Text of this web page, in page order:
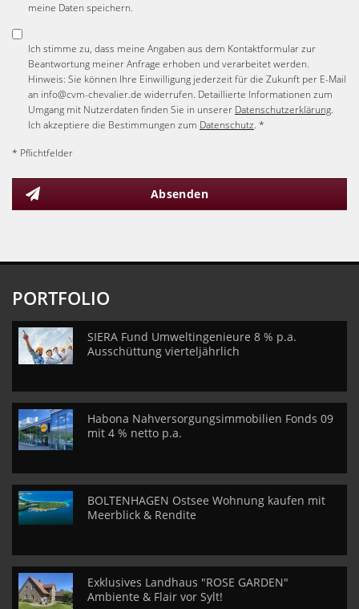
meine Daten speichern.
Ich stimme zu, dass meine Angaben aus dem Kontaktformular zur
Beantwortung meiner Anfrage erhoben und verarbeitet werden.
Hinweis: Sie können Ihre Einwilligung jederzeit für die Zukunft per E-Mail
an info@cvm-chevalier.de widerrufen. Detaillierte Informationen zum
Umgang mit Nutzerdaten finden Sie in unserer Datenschutzerklärung.
Ich akzeptiere die Bestimmungen zum Datenschutz. *
* Pflichtfelder
Absenden
PORTFOLIO
SIERA Fund Umweltingenieure 8 % p.a.
Ausschüttung vierteljährlich
Habona Nahversorgungsimmobilien Fonds 09
mit 4 % netto p.a.
BOLTENHAGEN Ostsee Wohnung kaufen mit
Meerblick & Rendite
Exklusives Landhaus "ROSE GARDEN"
Ambiente & Flair vor Sylt!